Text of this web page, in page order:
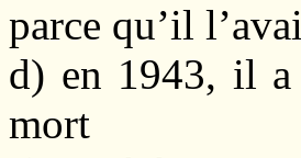
parce qu’il
d) en 1943, il a
mort